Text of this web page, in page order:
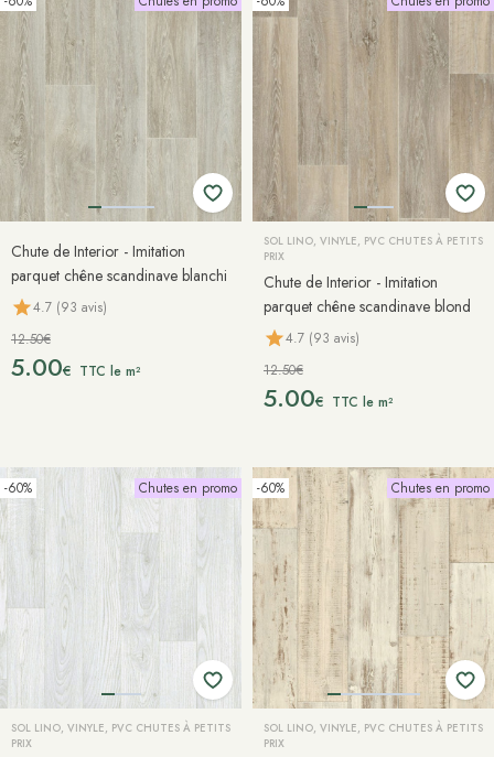
Chute de Interior - Imitation
parquet chêne scandinave blanchi
4.7 (93 avis)
12.50€
5.00€ TTC le m²
SOL LINO, VINYLE, PVC CHUTES À PETITS
PRIX
Chute de Interior - Imitation
parquet chêne scandinave blond
4.7 (93 avis)
12.50€
5.00€ TTC le m²
-60% Chutes en promo
SOL LINO, VINYLE, PVC CHUTES À PETITS
PRIX
-60% Chutes en promo
SOL LINO, VINYLE, PVC CHUTES À PETITS
PRIX